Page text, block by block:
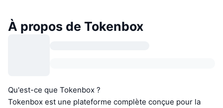
À propos de Tokenbox
Qu'est-ce que Tokenbox ?
Tokenbox est une plateforme complète conçue pour la